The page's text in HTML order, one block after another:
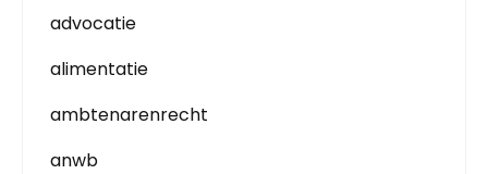
advocatie
alimentatie
ambtenarenrecht
anwb